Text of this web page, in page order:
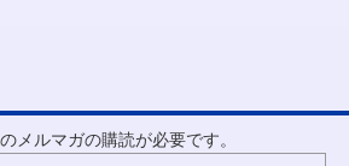
メルマガの購読が必要です。